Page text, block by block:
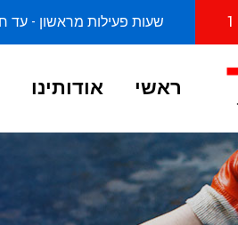
שעות פעילות מראשון - עד חמישי 8:00-18:00 שישי
ראשי אודותינו